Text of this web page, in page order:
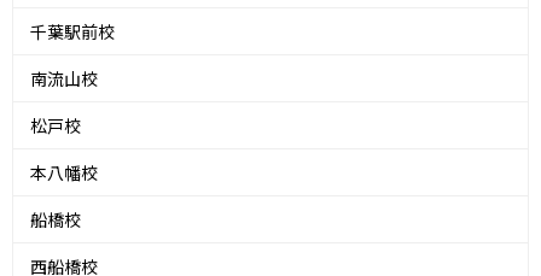
千葉駅前校
南流山校
松戸校
本八幡校
船橋校
西船橋校